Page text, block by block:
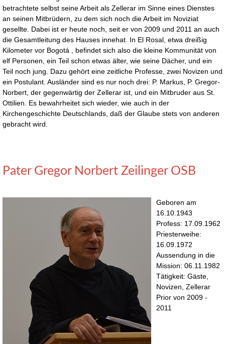
betrachtete selbst seine Arbeit als Zellerar im Sinne eines Dienstes
an seinen Mitbrüdern, zu dem sich noch die Arbeit im Noviziat
gesellte. Dabei ist er heute noch, seit er von 2009 und 2011 an auch
die Gesamtleitung des Hauses innehat. In El Rosal, etwa dreißig
Kilometer vor Bogotá , befindet sich also die kleine Kommunität von
elf Personen, ein Teil schon etwas älter, wie seine Dächer, und ein
Teil noch jung. Dazu gehört eine zeitliche Professe, zwei Novizen und
ein Postulant. Ausländer sind es nur noch drei: P. Markus, P. Gregor-
Norbert, der gegenwärtig der Zellerar ist, und ein Mitbruder aus St.
Ottilien. Es bewahrheitet sich wieder, wie auch in der
Kirchengeschichte Deutschlands, daß der Glaube stets von anderen
gebracht wird.
Pater Gregor Norbert Zeilinger OSB
Geboren am
16.10.1943
Profess: 17.09.1962
Priesterweihe:
16.09.1972
Aussendung in die
Mission: 06.11.1982
Tätigkeit: Gäste,
Novizen, Zellerar
Prior von 2009 -
2011